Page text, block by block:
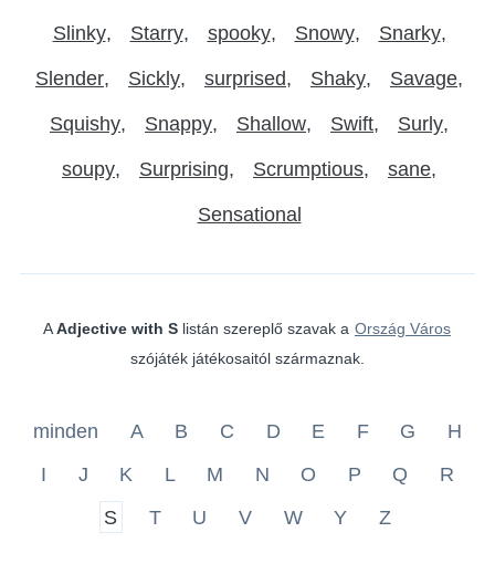
Slinky Starry spooky Snowy Snarky
Slender Sickly surprised Shaky Savage
Squishy Snappy Shallow Swift Surly
soupy Surprising Scrumptious sane
Sensational
AAdjective with S listán szereplő szavak a Ország Város
szójáték játékosaitól származnak.
minden A B C D E F G
H
I
J K L M N O P Q
R
S
T U V W Y Z